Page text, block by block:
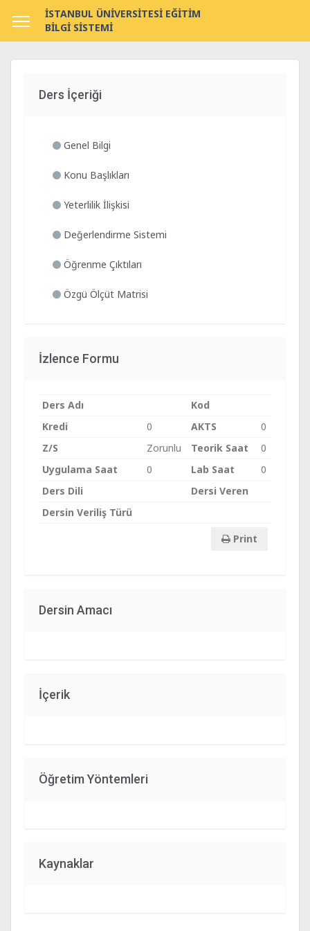
İSTANBUL ÜNİVERSİTESİ EĞİTİM
BİLGİ SİSTEMİ
Ders İçeriği
Genel Bilgi
Konu Başlıkları
Yeterlilik İlişkisi
Değerlendirme Sistemi
Öğrenme Çıktıları
Özgü Ölçüt Matrisi
İzlence Formu
Ders Adı
Kod
Kredi
0 AKTS
0
Z/S
Zorunlu Teorik Saat
0
Uygulama Saat
0 Lab Saat
0
Ders Dili
Dersi Veren
Dersin Veriliş Türü
Print
Dersin Amacı
İçerik
Öğretim Yöntemleri
Kaynaklar